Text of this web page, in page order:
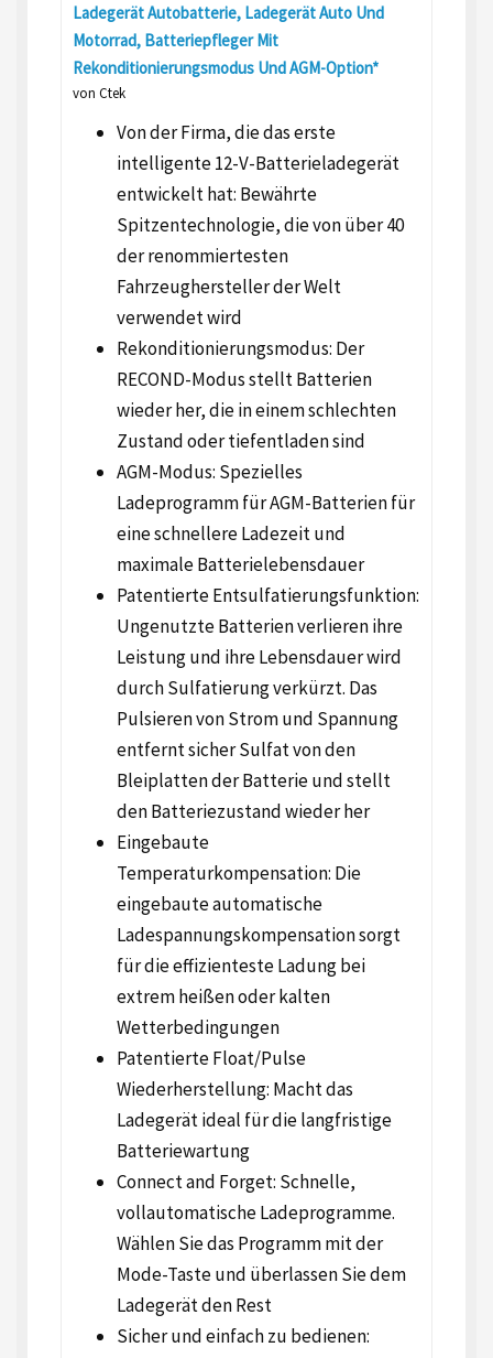
Ladegerät Autobatterie, Ladegerät Auto Und
Motorrad, Batteriepfleger Mit
Rekonditionierungsmodus Und AGM-Option*
von Ctek
Von der Firma, die das erste
intelligente 12-V-Batterieladegerät
entwickelt hat: Bewährte
Spitzentechnologie, die von über 40
der renommiertesten
Fahrzeughersteller der Welt
verwendet wird
Rekonditionierungsmodus: Der
RECOND-Modus stellt Batterien
wieder her, die in einem schlechten
Zustand oder tiefentladen sind
AGM-Modus: Spezielles
Ladeprogramm für AGM-Batterien für
eine schnellere Ladezeit und
maximale Batterielebensdauer
Patentierte Entsulfatierungsfunktion:
Ungenutzte Batterien verlieren ihre
Leistung und ihre Lebensdauer wird
durch Sulfatierung verkürzt. Das
Pulsieren von Strom und Spannung
entfernt sicher Sulfat von den
Bleiplatten der Batterie und stellt
den Batteriezustand wieder her
Eingebaute
Temperaturkompensation: Die
eingebaute automatische
Ladespannungskompensation sorgt
für die effizienteste Ladung bei
extrem heißen oder kalten
Wetterbedingungen
Patentierte Float/Pulse
Wiederherstellung: Macht das
Ladegerät ideal für die langfristige
Batteriewartung
Connect and Forget: Schnelle,
vollautomatische Ladeprogramme.
Wählen Sie das Programm mit der
Mode-Taste und überlassen Sie dem
Ladegerät den Rest
Sicher und einfach zu bedienen: